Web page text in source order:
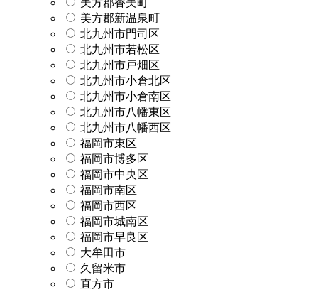
美方郡新温泉町
北九州市門司区
北九州市若松区
北九州市戸畑区
北九州市小倉北区
北九州市小倉南区
北九州市八幡東区
北九州市八幡西区
福岡市東区
福岡市博多区
福岡市中央区
福岡市南区
福岡市西区
福岡市城南区
福岡市早良区
大牟田市
久留米市
直方市